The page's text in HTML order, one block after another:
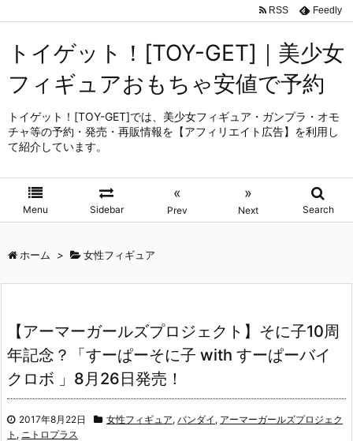
トイゲット！[TOY-GET]｜美少女
フィギュアおもちゃ安値で予約
トイゲット！[TOY-GET]では、美少女フィギュア・ガンプラ・オモ
チャ等の予約・発売・再販情報を【アフィリエイト広告】を利用し
て紹介しています。
Menu Sidebar
«
Prev
»
Next Search
RSS Feedly
ホーム > 女性フィギュア
【アーマーガールズプロジェクト】そに子10周
年記念？「すーぱーそに子 with すーぱーバイ
クロボ 」8月26日発売！
2017年8月22日 女性フィギュア, バンダイ , アーマーガールズプロジェク
ト , ニトロプラス